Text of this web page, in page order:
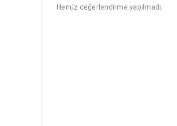
Henüz değerlendirme yapılmadı.